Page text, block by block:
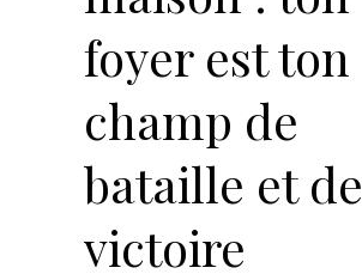
foyer est ton
champ de
bataille et de
victoire